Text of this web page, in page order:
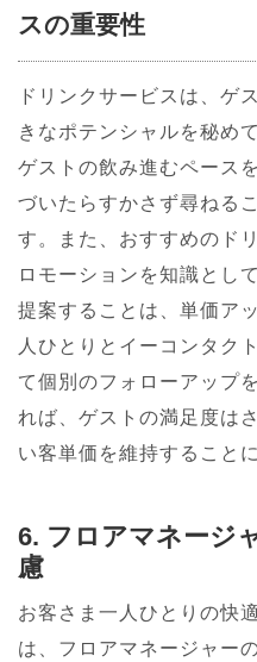
スの重要性
ドリンクサービスは、ゲ
きなポテンシャルを秘め
ゲストの飲み進むペース
づいたらすかさず尋ねる
す。また、おすすめのド
ロモーションを知識とし
提案することは、単価ア
人ひとりとイーコンタク
て個別のフォローアップ
れば、ゲストの満足度は
い客単価を維持すること
6. フロアマネージ
慮
お客さま一人ひとりの快
は、フロアマネージャー